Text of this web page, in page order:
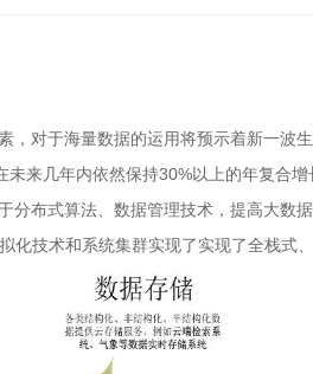
对于海量数据的运用将预示着新一波
来几年内依然保持30%以上的年复合增
布式算法、数据管理技术，提高大数
技术和系统集群实现了实现了全栈式